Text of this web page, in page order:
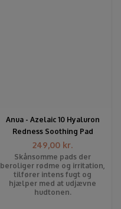
Anua - Azelaic 10 Hyaluron
Redness Soothing Pad
249,00 kr.
Skånsomme pads der
beroliger rødme og irritation,
tilfører intens fugt og
hjælper med at udjævne
hudtonen.